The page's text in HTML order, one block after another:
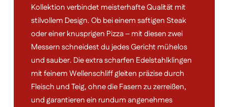
Kollektion verbindet meisterhafte Qualität mit
stilvollem Design. Ob bei einem saftigen Steak
oder einer knusprigen Pizza – mit diesen zwei
Messern schneidest du jedes Gericht mühelos
und sauber. Die extra scharfen Edelstahlklingen
mit feinem Wellenschliff gleiten präzise durch
Fleisch und Teig, ohne die Fasern zu zerreißen,
und garantieren ein rundum angenehmes